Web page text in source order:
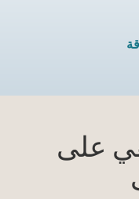
على